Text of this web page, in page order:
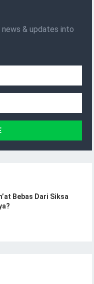
& updates into
Bebas Dari Siksa